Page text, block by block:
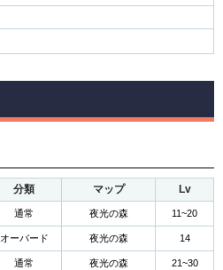
分類 マップ Lv
通常 夜光の森 11~20
オーバード 夜光の森 14
通常 夜光の森 21~30